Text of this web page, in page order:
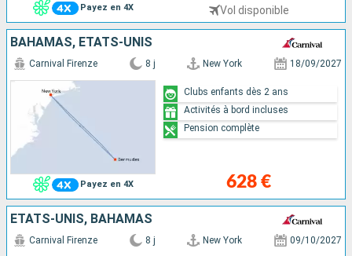
Payez en 4X Vol disponible
BAHAMAS, ÉTATS-UNIS
Payez en 4X
Carnival Firenze 8 j New York 18/09/2027
628 €
Clubs enfants dès 2 ans
Activités à bord incluses
Pension complète
ÉTATS-UNIS, BAHAMAS
Carnival Firenze 8 j New York 09/10/2027